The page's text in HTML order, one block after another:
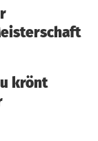
krönt